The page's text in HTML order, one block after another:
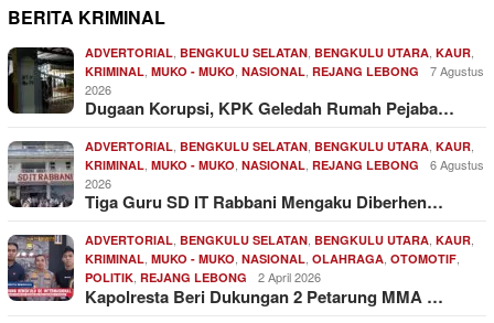
BERITA KRIMINAL
ADVERTORIAL BENGKULU SELATAN BENGKULU UTARA KAUR
KRIMINAL MUKO - MUKO NASIONAL REJANG LEBONG
7 Agustus
2026
Dugaan Korupsi, KPK Geledah Rumah Pejaba…
ADVERTORIAL BENGKULU SELATAN BENGKULU UTARA KAUR
KRIMINAL MUKO - MUKO NASIONAL REJANG LEBONG
6 Agustus
2026
Tiga Guru SD IT Rabbani Mengaku Diberhen…
ADVERTORIAL BENGKULU SELATAN BENGKULU UTARA KAUR
KRIMINAL MUKO - MUKO NASIONAL OLAHRAGA OTOMOTIF
POLITIK REJANG LEBONG 2 April 2026
Kapolresta Beri Dukungan 2 Petarung MMA …